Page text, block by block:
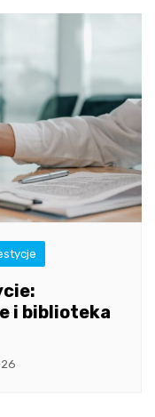
i biblioteka